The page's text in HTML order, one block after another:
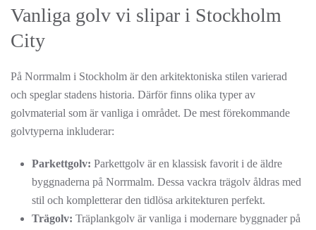
Vanliga golv vi slipar i Stockholm
City
På Norrmalm i Stockholm är den arkitektoniska stilen varierad
och speglar stadens historia. Därför finns olika typer av
golvmaterial som är vanliga i området. De mest förekommande
golvtyperna inkluderar:
Parkettgolv: Parkettgolv är en klassisk favorit i de äldre
byggnaderna på Norrmalm. Dessa vackra trägolv åldras med
stil och kompletterar den tidlösa arkitekturen perfekt.
Trägolv: Träplankgolv är vanliga i modernare byggnader på